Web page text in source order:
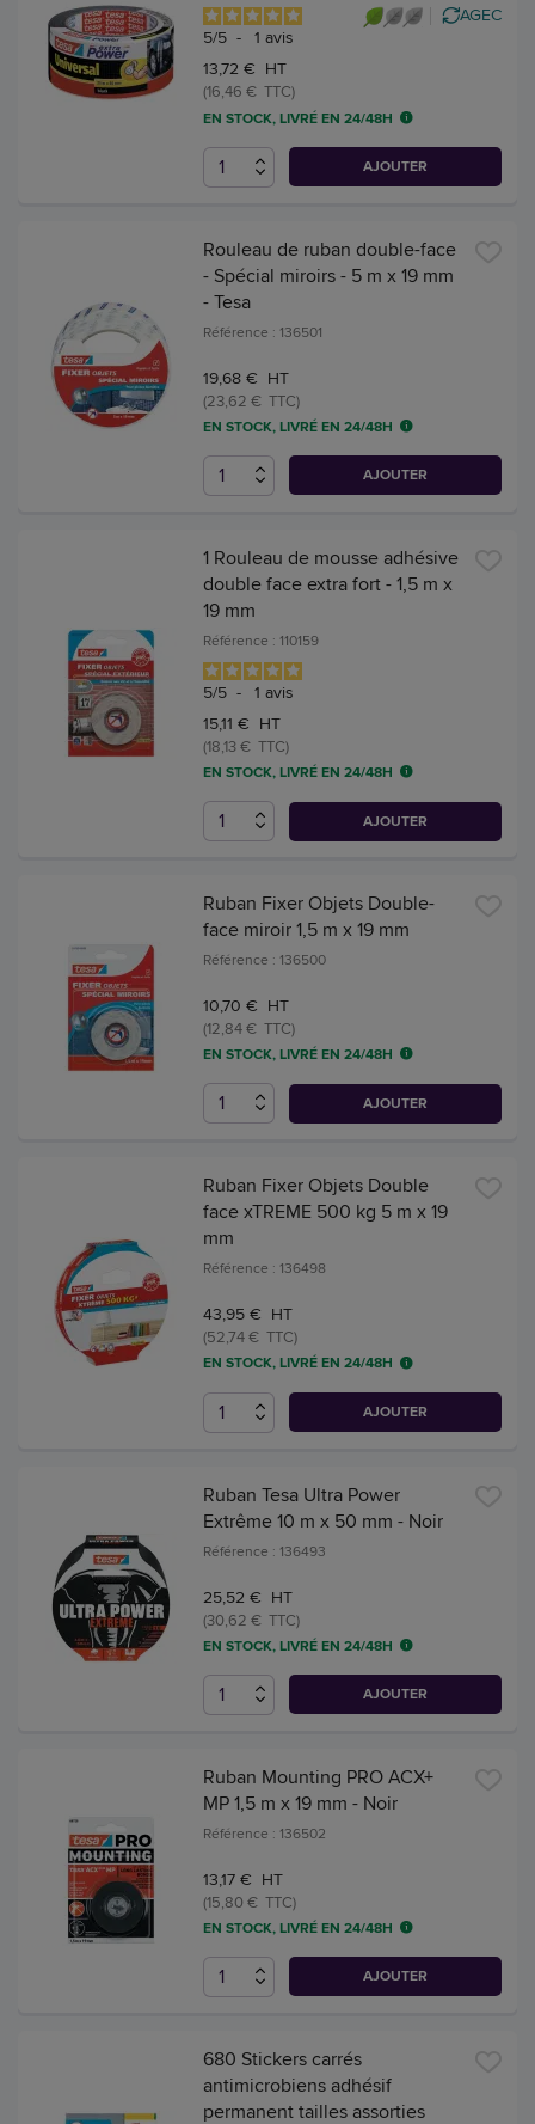
5/5 - 1 avis
AGEC
13,72 € HT
(16,46 € TTC)
EN STOCK, LIVRÉ EN 24/48H
AJOUTER
Rouleau de ruban double-face
- Spécial miroirs - 5 m x 19 mm
- Tesa
Référence : 136501
19,68 € HT
(23,62 € TTC)
EN STOCK, LIVRÉ EN 24/48H
AJOUTER
1 Rouleau de mousse adhésive
double face extra fort - 1,5 m x
19 mm
Référence : 110159
5/5 - 1 avis
15,11 € HT
(18,13 € TTC)
EN STOCK, LIVRÉ EN 24/48H
AJOUTER
Ruban Fixer Objets Double-
face miroir 1,5 m x 19 mm
Référence : 136500
10,70 € HT
(12,84 € TTC)
EN STOCK, LIVRÉ EN 24/48H
AJOUTER
Ruban Fixer Objets Double
face xTREME 500 kg 5 m x 19
mm
Référence : 136498
43,95 € HT
(52,74 € TTC)
EN STOCK, LIVRÉ EN 24/48H
AJOUTER
Ruban Tesa Ultra Power
Extrême 10 m x 50 mm - Noir
Référence : 136493
25,52 € HT
(30,62 € TTC)
EN STOCK, LIVRÉ EN 24/48H
AJOUTER
Ruban Mounting PRO ACX+
MP 1,5 m x 19 mm - Noir
Référence : 136502
13,17 € HT
(15,80 € TTC)
EN STOCK, LIVRÉ EN 24/48H
AJOUTER
680 Stickers carrés
antimicrobiens adhésif
permanent tailles assorties